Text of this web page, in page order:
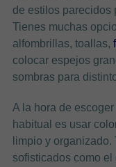
de estilos parecidos
Tienes muchas
alfombrillas, toallas,
colocar espejos
sombras para
A la hora de
habitual es usar
limpio y
sofisticados como